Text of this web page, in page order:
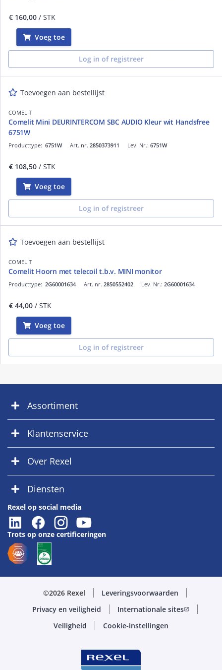
€ 160,00 / STK
Voeg toe
Log in of registreer
Toevoegen aan bestellijst
COMELIT
Comelit Mini DEURINTERCOM SBC AUDIO Kleur wit Handsfree
6751W
Art. nr. 2850373911
Producttype: 6751W Lev. Nr.: 6751W
€ 108,50 / STK
Voeg toe
Log in of registreer
Toevoegen aan bestellijst
COMELIT
Comelit Hoorn met telecoil t.b.v. MINI monitor
Art. nr. 2850552402
Producttype: 2G60001634 Lev. Nr.: 2G60001634
€ 44,00 / STK
Voeg toe
Log in of registreer
Assortiment
Klantenservice
Over Rexel
Diensten
Rexel op social media
Trots op onze certificeringen
©2026 Rexel
Leveringsvoorwaarden
Privacy en veiligheid
Internationale sitesopen_in_new
Veiligheid Cookie-instellingen